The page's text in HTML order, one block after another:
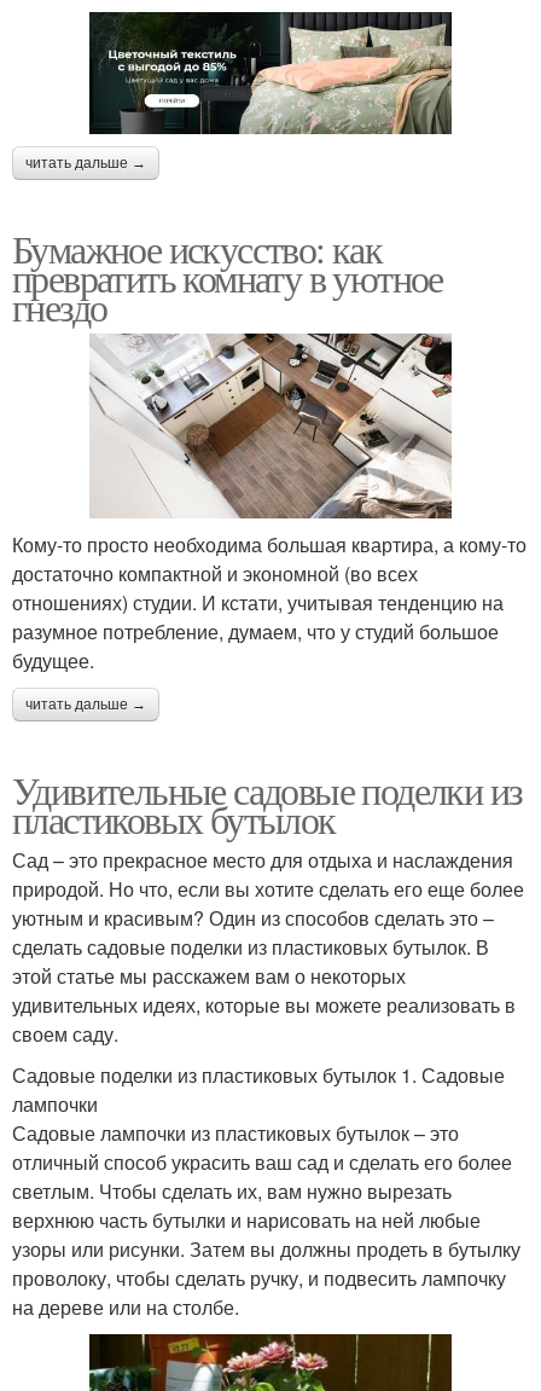
читать дальше →
Бумажное искусство: как
превратить комнату в уютное
гнездо
Кому-то просто необходима большая квартира, а кому-то
достаточно компактной и экономной (во всех
отношениях) студии. И кстати, учитывая тенденцию на
разумное потребление, думаем, что у студий большое
будущее.
читать дальше →
Удивительные садовые поделки из
пластиковых бутылок
Сад – это прекрасное место для отдыха и наслаждения
природой. Но что, если вы хотите сделать его еще более
уютным и красивым? Один из способов сделать это –
сделать садовые поделки из пластиковых бутылок. В
этой статье мы расскажем вам о некоторых
удивительных идеях, которые вы можете реализовать в
своем саду.
Садовые поделки из пластиковых бутылок 1. Садовые
лампочки
Садовые лампочки из пластиковых бутылок – это
отличный способ украсить ваш сад и сделать его более
светлым. Чтобы сделать их, вам нужно вырезать
верхнюю часть бутылки и нарисовать на ней любые
узоры или рисунки. Затем вы должны продеть в бутылку
проволоку, чтобы сделать ручку, и подвесить лампочку
на дереве или на столбе.